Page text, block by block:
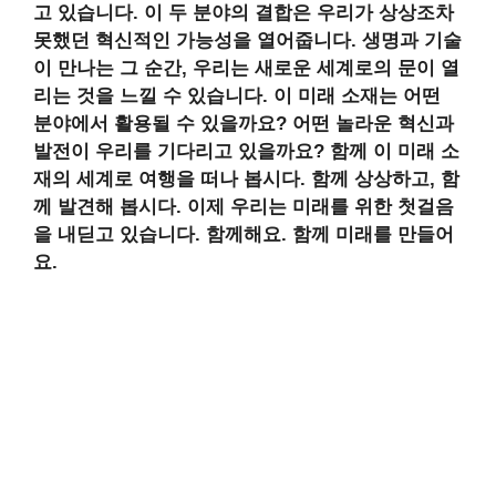
고 있습니다. 이 두 분야의 결합은 우리가 상상조차
못했던 혁신적인 가능성을 열어줍니다. 생명과 기술
이 만나는 그 순간, 우리는 새로운 세계로의 문이 열
리는 것을 느낄 수 있습니다. 이 미래 소재는 어떤
분야에서 활용될 수 있을까요? 어떤 놀라운 혁신과
발전이 우리를 기다리고 있을까요? 함께 이 미래 소
재의 세계로 여행을 떠나 봅시다. 함께 상상하고, 함
께 발견해 봅시다. 이제 우리는 미래를 위한 첫걸음
을 내딛고 있습니다. 함께해요. 함께 미래를 만들어
요.